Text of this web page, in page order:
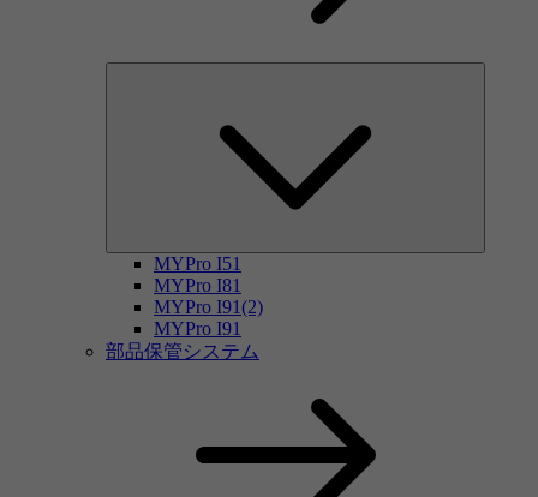
MYPro I51
MYPro I81
MYPro I91(2)
MYPro I91
部品保管システム